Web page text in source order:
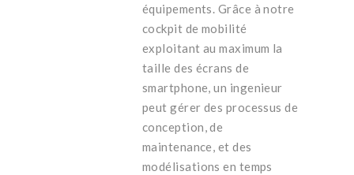
équipements. Grâce à notre
cockpit de mobilité
exploitant au maximum la
taille des écrans de
smartphone, un ingenieur
peut gérer des processus de
conception, de
maintenance, et des
modélisations en temps